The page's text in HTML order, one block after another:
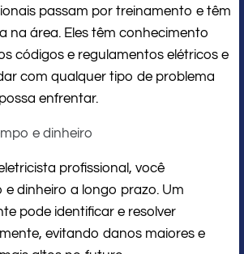
passam por treinamento e têm
na área. Eles têm conhecimento
códigos e regulamentos elétricos e
com qualquer tipo de problema
enfrentar.
e dinheiro
profissional, você
dinheiro a longo prazo. Um
pode identificar e resolver
evitando danos maiores e